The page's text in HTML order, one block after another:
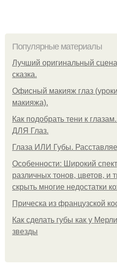
Популярные материалы
Лучший оригинальный
сказка.
Офисный макияж глаз
макияжа).
Как подобрать тени к
ДЛЯ Глаз.
Глаза ИЛИ Губы.
Особенности: Широкий
различных тонов, цветов, и
скрыть многие недостатки
Прическа из французской
Как сделать губы как у
звезды